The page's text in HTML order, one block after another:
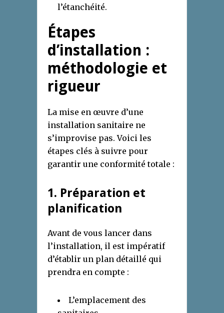
l’étanchéité.
Étapes
d’installation :
méthodologie et
rigueur
La mise en œuvre d’une
installation sanitaire ne
s’improvise pas. Voici les
étapes clés à suivre pour
garantir une conformité totale :
1. Préparation et
planification
Avant de vous lancer dans
l’installation, il est impératif
d’établir un plan détaillé qui
prendra en compte :
L’emplacement des